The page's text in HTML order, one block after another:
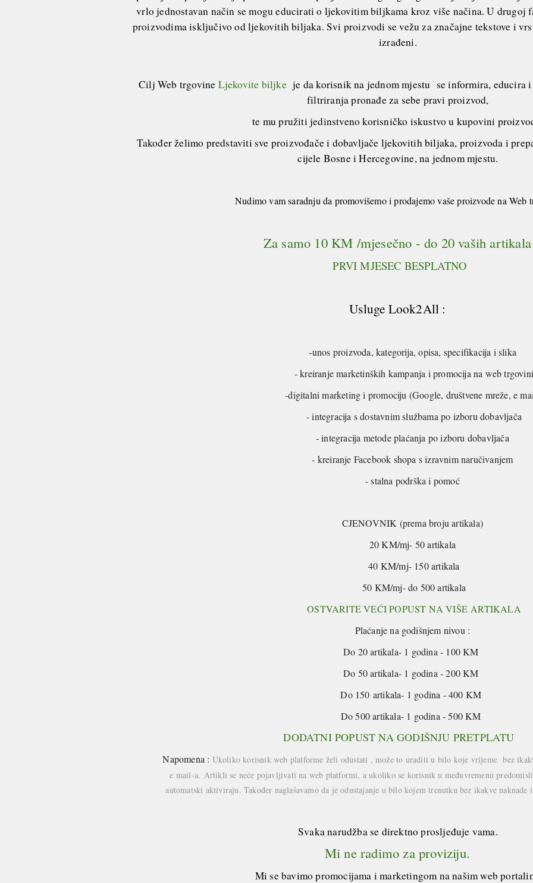
vrlo jednostavan način se mogu educirati o ljekovitim biljkama kroz više načina. U drugoj
proizvodima isključivo od ljekovitih biljaka. Svi proizvodi se vežu za značajne tekstove i
izrađeni.
Cilj Web trgovine Ljekovite biljkeje da korisnik na jednom mjestu se informira, educira i
filtriranja pronađe za sebe pravi proizvod,
te mu pružiti jedinstveno korisničko iskustvo u kupovini
Također želimo predstaviti sve proizvođače i dobavljače ljekovitih biljaka, proizvoda i
cijele Bosne i Hercegovine, na jednom mjestu.
Nudimo vam saradnju da promovišemo i prodajemo vaše proizvode na
Za samo 10 KM /mjesečno - do 20 vaših
PRVI MJESEC BESPLATNO
Usluge Look2All :
-unos proizvoda, kategorija, opisa, specifikacija i slika
- kreiranje marketinških kampanja i promocija na web
-digitalni marketing i promociju (Google, društvene mreže, e
- integracija s dostavnim službama po izboru dobavljača
- integracija metode plaćanja po izboru dobavljača
- kreiranje Facebook shopa s izravnim naručivanjem
- stalna podrška i pomoć
CJENOVNIK (prema broju artikala)
20 KM/mj- 50 artikala
40 KM/mj- 150 artikala
50 KM/mj- do 500 artikala
OSTVARITE VEĆI POPUST NA VIŠE ARTIKALA
Plaćanje na godišnjem nivou :
Do 20 artikala- 1 godina - 100 KM
Do 50 artikala- 1 godina - 200 KM
Do 150 artikala- 1 godina - 400 KM
Do 500 artikala- 1 godina - 500 KM
DODATNI POPUST NA GODIŠNJU PRETPLATU
Napomena : Ukoliko korisnik web platforme želi odustati , može to uraditi u bilo koje vrijeme bez
e mail-a. Artikli se neće pojavljivati na web platformi, a ukoliko se korisnik u međuvremenu
automatski aktiviraju. Također naglašavamo da je odustajanje u bilo kojem trenutku bez ikakve
Svaka narudžba se direktno prosljeđuje vama.
Mi ne radimo za proviziju.
Mi se bavimo promocijama i marketingom na našim web